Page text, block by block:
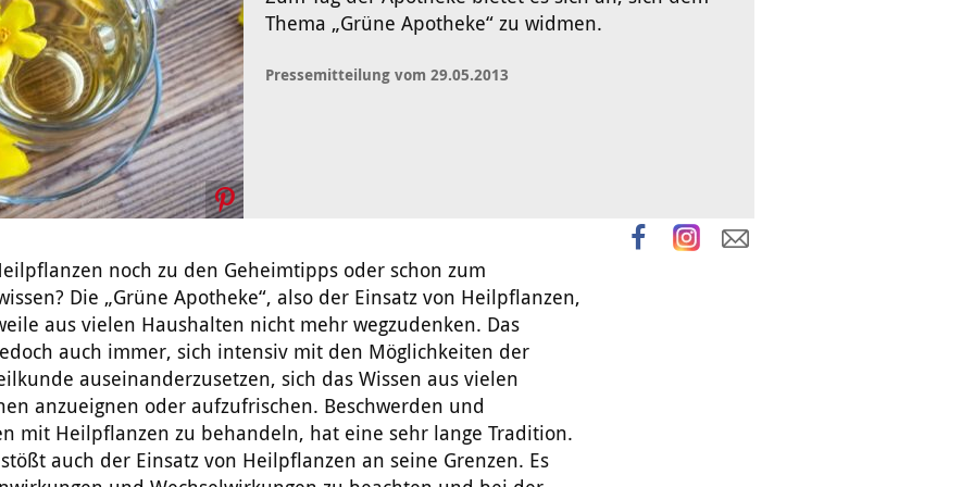
Thema „Grüne Apotheke“ zu widmen.
Pressemitteilung vom 29.05.2013
noch zu den Geheimtipps oder schon zum
Die „Grüne Apotheke“, also der Einsatz von Heilpflanzen,
aus vielen Haushalten nicht mehr wegzudenken. Das
auch immer, sich intensiv mit den Möglichkeiten der
auseinanderzusetzen, sich das Wissen aus vielen
anzueignen oder aufzufrischen. Beschwerden und
mit Heilpflanzen zu behandeln, hat eine sehr lange Tradition.
auch der Einsatz von Heilpflanzen an seine Grenzen. Es